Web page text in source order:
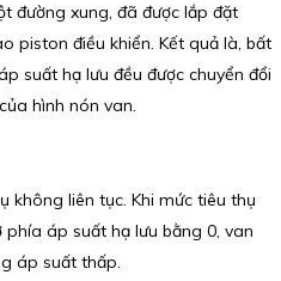
đường xung, đã được lắp đặt
piston điều khiển. Kết quả là, bất
suất hạ lưu đều được chuyển đổi
hình nón van.
không liên tục. Khi mức tiêu thụ
áp suất hạ lưu bằng 0, van
áp suất thấp.